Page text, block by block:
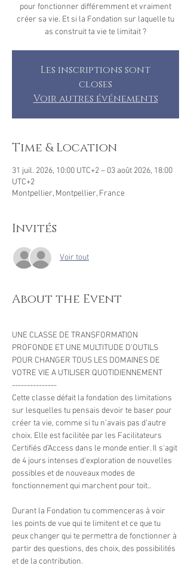
pour fonctionner différemment et vraiment
créer sa vie. Et si la Fondation sur laquelle tu
as construit ta vie te limitait ?
Les inscriptions sont
closes
Voir autres événements
Time & Location
31 juil. 2026, 10:00 UTC+2 – 03 août 2026, 18:00
UTC+2
Montpellier, Montpellier, France
Invités
Voir tout
About the Event
UNE CLASSE DE TRANSFORMATION
PROFONDE ET UNE MULTITUDE D'OUTILS
POUR CHANGER TOUS LES DOMAINES DE
VOTRE VIE A UTILISER QUOTIDIENNEMENT
---------------
Cette classe défait la fondation des limitations
sur lesquelles tu pensais devoir te baser pour
créer ta vie, comme si tu n’avais pas d’autre
choix. Elle est facilitée par les Facilitateurs
Certifiés d’Access dans le monde entier. Il s'agit
de 4 jours intenses d’exploration de nouvelles
possibles et de nouveaux modes de
fonctionnement qui marchent pour toit..
Durant la Fondation tu commenceras à voir
les points de vue qui te limitent et ce que tu
peux changer qui te permettra de fonctionner à
partir des questions, des choix, des possibilités
et de la contribution.